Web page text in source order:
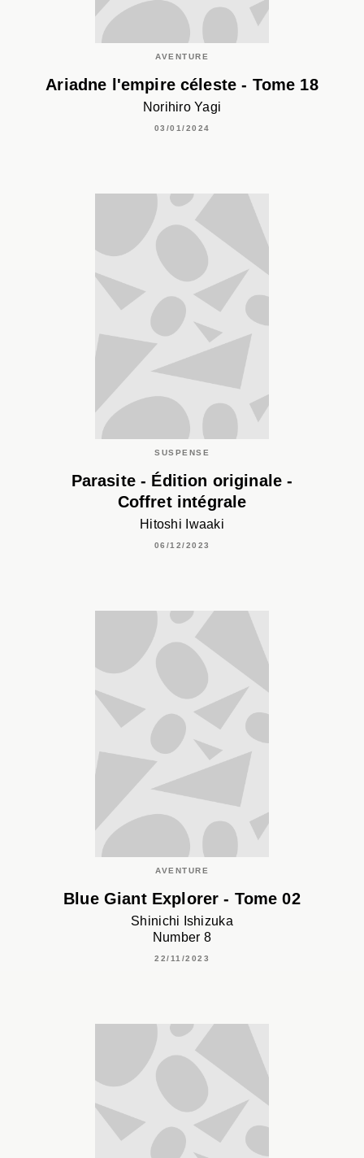
AVENTURE
Ariadne l'empire céleste - Tome 18
Norihiro Yagi
03/01/2024
SUSPENSE
Parasite - Édition originale -
Coffret intégrale
Hitoshi Iwaaki
06/12/2023
AVENTURE
Blue Giant Explorer - Tome 02
Shinichi Ishizuka
Number 8
22/11/2023